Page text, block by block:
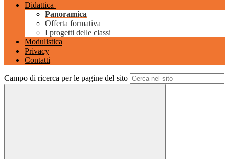
Didattica
Panoramica
Offerta formativa
I progetti delle classi
Modulistica
Privacy
Contatti
Campo di ricerca per le pagine del sito